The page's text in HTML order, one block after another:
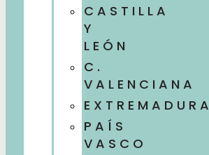
CASTILLA
Y
LEÓN
C.
VALENCIANA
EXTREMADURA
PAÍS
VASCO